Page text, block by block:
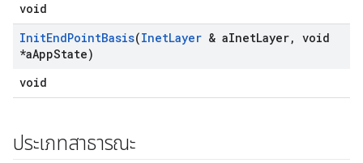
void
InitEndPointBasis(InetLayer & aInetLayer, void
*aAppState)
void
ประเภทสาธารณะ